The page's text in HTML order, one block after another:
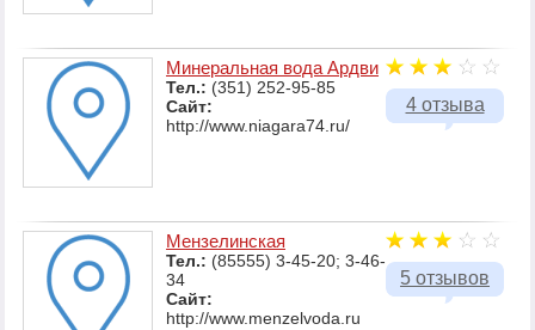
4 отзыва
Минеральная вода Ардви
Тел.: (351) 252-95-85
Сайт:
http://www.niagara74.ru/
5 отзывов
Мензелинская
Тел.: (85555) 3-45-20; 3-46-
34
Сайт:
http://www.menzelvoda.ru